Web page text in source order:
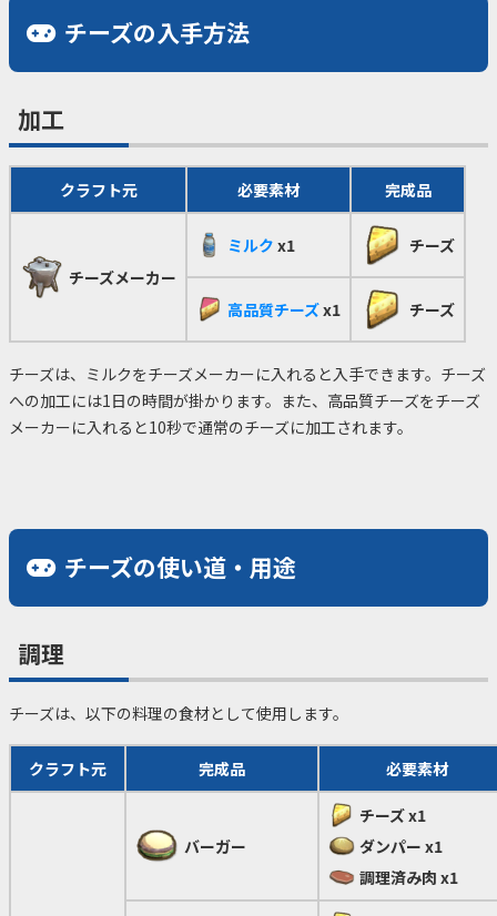
チーズの入手方法
加工
クラフト元 必要素材 完成品
チーズメーカー
ミルク x1 チーズ
高品質チーズx1 チーズ
チーズは、ミルクをチーズメーカーに入れると入手できます。チーズ
への加工には1日の時間が掛かります。また、高品質チーズをチーズ
メーカーに入れると10秒で通常のチーズに加工されます。
チーズの使い道・用途
調理
チーズは、以下の料理の食材として使用します。
クラフト元 完成品 必要素材
バーガー
チーズx1
ダンパー x1
調理済み肉 x1